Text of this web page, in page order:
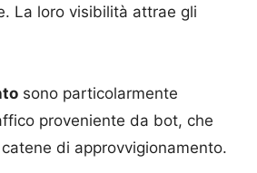
La loro visibilità attrae gli
sono particolarmente
proveniente da bot, che
di approvvigionamento.